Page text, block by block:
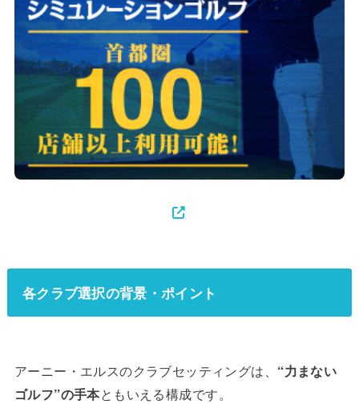
各クラブ選択の背景・ポイント
アーニー・エルスのクラブセッティングは、 “力まない
ゴルフ”の手本ともいえる構成です。